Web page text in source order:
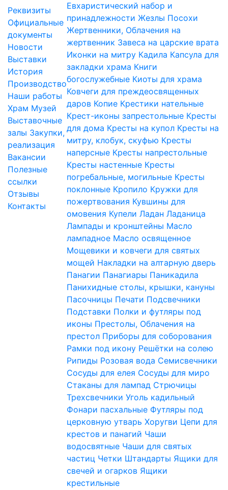
Реквизиты
Официальные
документы
Новости
Выставки
История
Производство
Наши работы
Храм Музей
Выставочные
залы Закупки,
реализация
Вакансии
Полезные
ссылки
Отзывы
Контакты
Евхаристический набор и
принадлежности Жезлы Посохи
Жертвенники, Облачения на
жертвенник Завеса на царские врата
Иконки на митру Кадила Капсула для
закладки храма Книги
богослужебные Киоты для храма
Ковчеги для преждеосвященных
даров Копие Крестики нательные
Крест-иконы запрестольные Кресты
для дома Кресты на купол Кресты на
митру, клобук, скуфью Кресты
наперсные Кресты напрестольные
Кресты настенные Кресты
погребальные, могильные Кресты
поклонные Кропило Кружки для
пожертвования Кувшины для
омовения Купели Ладан Ладаница
Лампады и кронштейны Масло
лампадное Масло освященное
Мощевики и ковчеги для святых
мощей Накладки на алтарную дверь
Панагии Панагиары Паникадила
Панихидные столы, крышки, кануны
Пасочницы Печати Подсвечники
Подставки Полки и футляры под
иконы Престолы, Облачения на
престол Приборы для соборования
Рамки под икону Решётки на солею
Рипиды Розовая вода Семисвечники
Сосуды для елея Сосуды для миро
Стаканы для лампад Стрючицы
Трехсвечники Уголь кадильный
Фонари пасхальные Футляры под
церковную утварь Хоругви Цепи для
крестов и панагий Чаши
водосвятные Чаши для святых
частиц Четки Штандарты Ящики для
свечей и огарков Ящики
крестильные